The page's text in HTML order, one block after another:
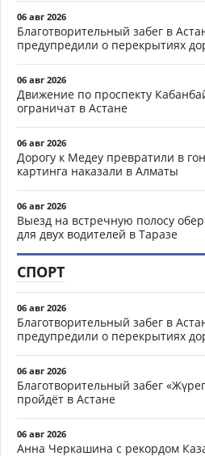
06 авг 2026
Благотворительный забег в
предупредили о перекрытиях
06 авг 2026
Движение по проспекту
ограничат в Астане
06 авг 2026
Дорогу к Медеу превратили в
картинга наказали в Алматы
06 авг 2026
Выезд на встречную полосу
для двух водителей в Таразе
СПОРТ
06 авг 2026
Благотворительный забег в
предупредили о перекрытиях
06 авг 2026
Благотворительный забег
пройдёт в Астане
06 авг 2026
Анна Черкашина с рекордом